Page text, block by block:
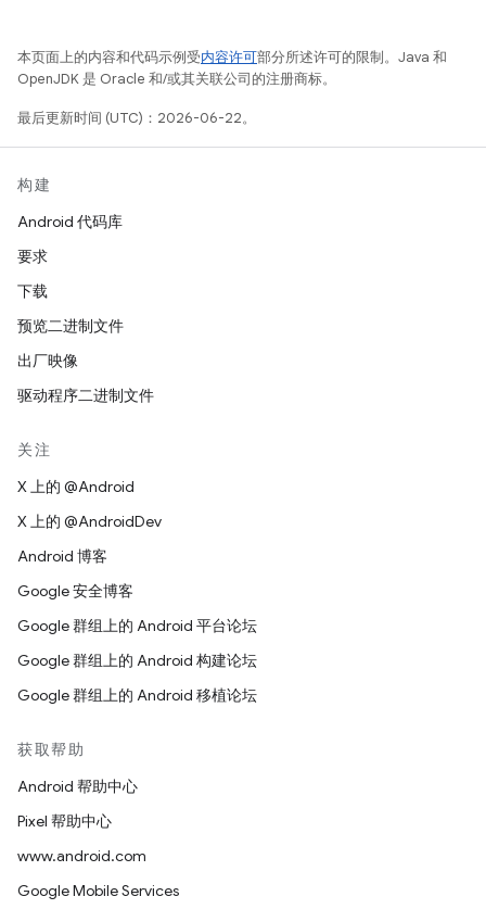
本页面上的内容和代码示例受内容许可部分所述许可的限制。Java 和
OpenJDK 是 Oracle 和/或其关联公司的注册商标。
最后更新时间 (UTC)：2026-06-22。
构建
Android 代码库
要求
下载
预览二进制文件
出厂映像
驱动程序二进制文件
关注
X 上的 @Android
X 上的 @AndroidDev
Android 博客
Google 安全博客
Google 群组上的 Android 平台论坛
Google 群组上的 Android 构建论坛
Google 群组上的 Android 移植论坛
获取帮助
Android 帮助中心
Pixel 帮助中心
www.android.com
Google Mobile Services